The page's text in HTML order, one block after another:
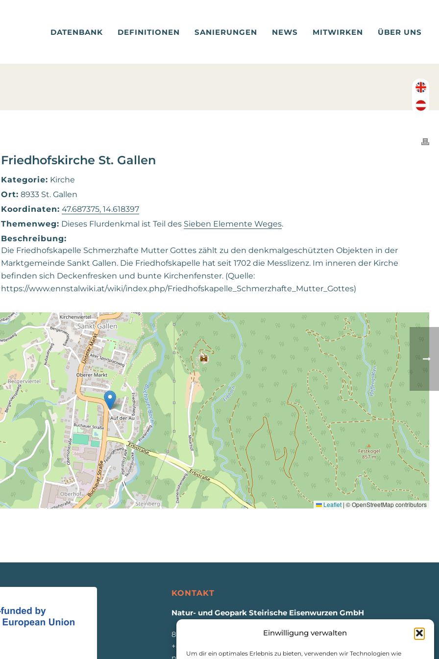
Einwilligung verwalten
Um dir ein optimales Erlebnis zu bieten, verwenden wir Technologien wie
DATENBANK DEFINITIONEN SANIERUNGEN NEWS MITWIRKEN ÜBER UNS
Friedhofskirche St. Gallen
Kategorie: Kirche
Ort: 8933 St. Gallen
Koordinaten: 47.687375, 14.618397
Themenweg: Dieses Flurdenkmal ist Teil des Sieben Elemente Weges.
Beschreibung:
Die Friedhofskapelle Schmerzhafte Mutter Gottes zählt zu den denkmalgeschützten Objekten in der
Marktgemeinde Sankt Gallen. Die Friedhofskapelle hat seit 1702 die Messlizenz. Im inneren der Kirche
befinden sich Deckenfresken und bunte Kirchenfenster. (Quelle:
https://www.ennstalwiki.at/wiki/index.php/Friedhofskapelle_Schmerzhafte_Mutter_Gottes)
Leaflet | © OpenStreetMap contributors
KONTAKT
Natur- und Geopark Steirische Eisenwurzen GmbH
8933 St. Gallen, Markt 35
+43 3632 7714